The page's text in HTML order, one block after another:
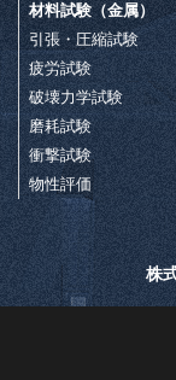
材料試験（金属）
引張・圧縮試験
疲労試験
破壊力学試験
磨耗試験
衝撃試験
物性評価
株